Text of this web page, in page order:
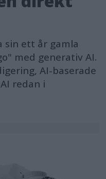
sin ett år gamla
med generativ AI.
AI-baserade
redan i